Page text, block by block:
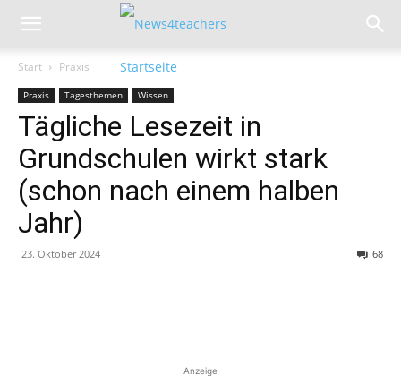
Start Praxis
Praxis Tagesthemen Wissen
Tägliche Lesezeit in
Grundschulen wirkt stark
(schon nach einem halben
Jahr)
23. Oktober 2024 68
Anzeige